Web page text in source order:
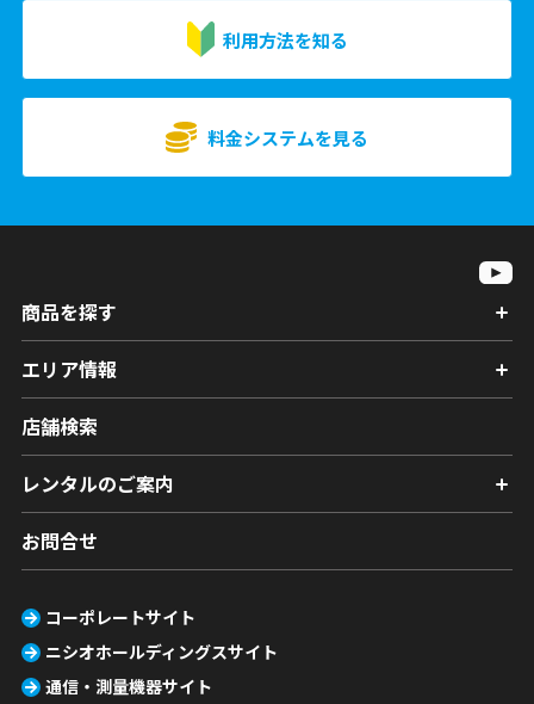
利用方法を知る
料金システムを見る
商品を探す
エリア情報
店舗検索
レンタルのご案内
お問合せ
コーポレートサイト
ニシオホールディングスサイト
通信・測量機器サイト